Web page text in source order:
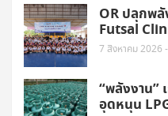
OR ปลุกพลั
Futsal
7 สิงหาคม 2026
“พลังงาน”
อุดหนุน